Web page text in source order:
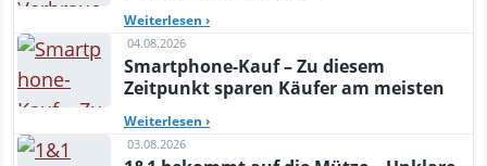
Weiterlesen ›
04.08.2026
Smartphone-Kauf – Zu diesem
Zeitpunkt sparen Käufer am meisten
Weiterlesen ›
03.08.2026